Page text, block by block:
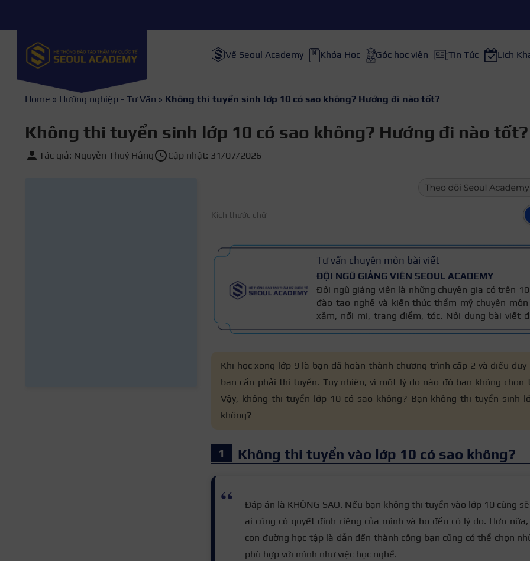
Về Seoul Academy Khóa Học Góc học viên Tin Tức Lịch
Home » Hướng nghiệp - Tư Vấn » Không thi tuyển sinh lớp 10 có sao không? Hướng đi nào tốt?
Không thi tuyển sinh lớp 10 có sao không? Hướng đi nào tốt?
Tác giả: Nguyễn Thuý Hằng Cập nhật: 31/07/2026
Kích thước chữ
Tư vấn chuyên môn bài viết
ĐỘI NGŨ GIẢNG VIÊN SEOUL ACADEMY
Đội ngũ giảng viên là những chuyên gia có trên
đào tạo nghề và kiến thức thẩm mỹ chuyên
xăm, nối mi, trang điểm, tóc. Nội dung bài viết
trên giáo trình đào tạo và kinh nghiệm giảng
Khi học xong lớp 9 là bạn đã hoàn thành chương trình cấp 2 và điều
bạn cần phải thi tuyển. Tuy nhiên, vì một lý do nào đó bạn không chọn
Vậy, không thi tuyển lớp 10 có sao không? Bạn không thi tuyển sinh
không?
Không thi tuyển vào lớp 10 có sao không?
Đáp án là KHÔNG SAO. Nếu bạn không thi tuyển vào lớp 10 cũng
ai cũng có quyết định riêng của mình và họ đều có lý do. Hơn
con đường học tập là dẫn đến thành công bạn cũng có thể chọn
phù hợp với mình như việc học nghề.